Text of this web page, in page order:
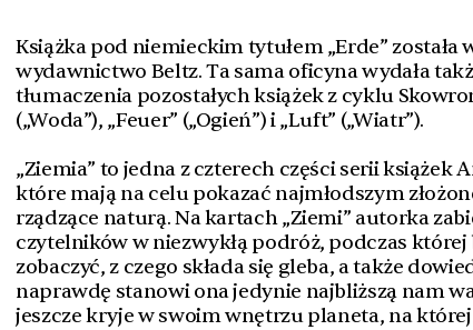
Książka pod niemieckim tytułem „Erde” została
wydawnictwo Beltz. Ta sama oficyna wydała
tłumaczenia pozostałych książek z cyklu
(„Woda”), „Feuer” („Ogień”) i „Luft” („Wiatr”).
„Ziemia” to jedna z czterech części serii książek
które mają na celu pokazać najmłodszym
rządzące naturą. Na kartach „Ziemi” autorka
czytelników w niezwykłą podróż, podczas
zobaczyć, z czego składa się gleba, a także
naprawdę stanowi ona jedynie najbliższą nam
jeszcze kryje w swoim wnętrzu planeta, na